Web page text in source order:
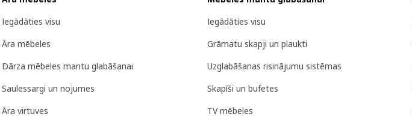
Iegādāties visu
Āra mēbeles
Dārza mēbeles mantu glabāšanai
Saulessargi un nojumes
Āra virtuves
Iegādāties visu
Grāmatu skapji un plaukti
Uzglabāšanas risinājumu sistēmas
Skapīši un bufetes
TV mēbeles